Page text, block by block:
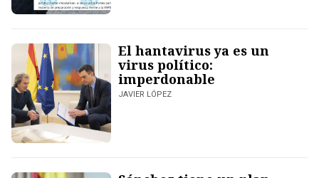
El hantavirus ya es un
virus político:
imperdonable
JAVIER LÓPEZ